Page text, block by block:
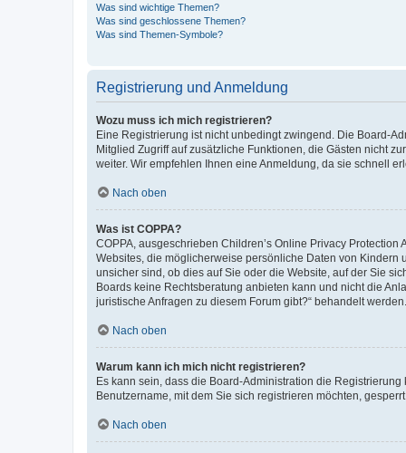
Was sind wichtige Themen?
Was sind geschlossene Themen?
Was sind Themen-Symbole?
Registrierung und Anmeldung
Wozu muss ich mich registrieren?
Eine Registrierung ist nicht unbedingt zwingend. Die Board-
Mitglied Zugriff auf zusätzliche Funktionen, die Gästen nicht
weiter. Wir empfehlen Ihnen eine Anmeldung, da sie schnell
Nach oben
Was ist COPPA?
COPPA, ausgeschrieben Children’s Online Privacy
Websites, die möglicherweise persönliche Daten von
unsicher sind, ob dies auf Sie oder die Website, auf der Sie
Boards keine Rechtsberatung anbieten kann und nicht die
juristische Anfragen zu diesem Forum gibt?“ behandelt werden.
Nach oben
Warum kann ich mich nicht registrieren?
Es kann sein, dass die Board-Administration die
Benutzername, mit dem Sie sich registrieren möchten,
Nach oben